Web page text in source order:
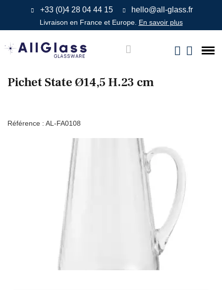
+33 (0)4 28 04 44 15 hello@all-glass.fr
Livraison en France et Europe. En savoir plus
Pichet State Ø14,5 H.23 cm
Référence : AL-FA0108